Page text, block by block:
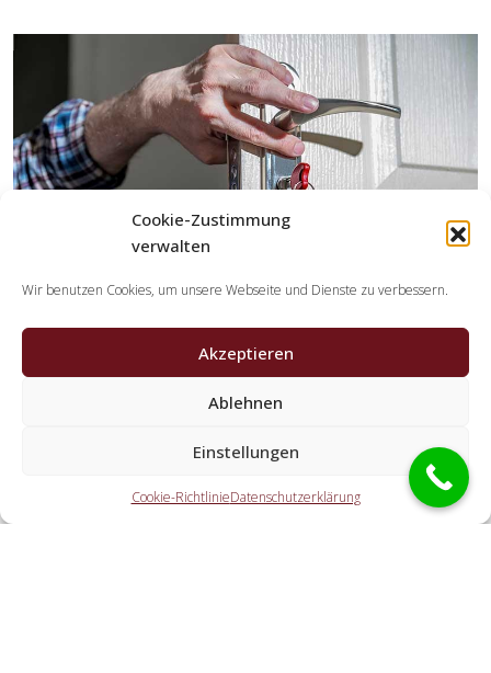
Cookie-Zustimmung
verwalten
Wir benutzen Cookies, um unsere Webseite und Dienste zu verbessern.
Akzeptieren
Ablehnen
Einstellungen
Cookie-RichtlinieDatenschutzerklärung
Schlüsseldienst Spezialisten?
Die Kooperationspartner übernehmen sämtliche
Tätigkeiten, die Sie von einem Schlüssel-Notdienst erwarten.